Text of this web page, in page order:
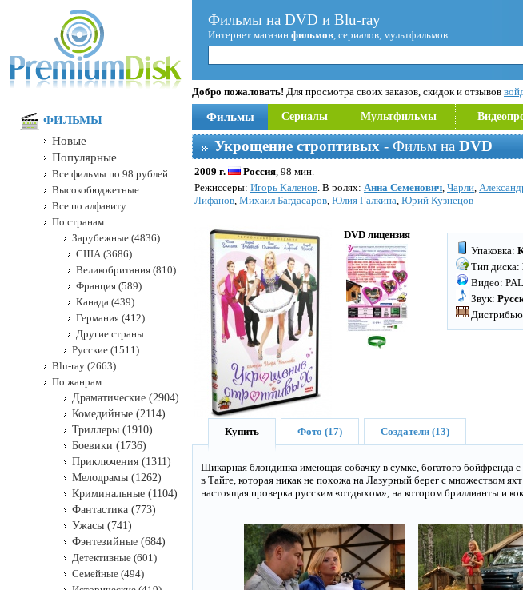
Фильмы на DVD и Blu-ray
Интернет магазин фильмов, сериалов, мультфильмов.
Добро пожаловать! Для просмотра своих заказов, скидок и отзывов
Фильмы Сериалы Мультфильмы
Укрощение строптивых - Фильм на DVD
2009 г. Россия, 98 мин.
Режисcеры: Игорь Каленов. В ролях: Анна Семенович, Чарли,
Лифанов, Михаил Багдасаров, Юлия Галкина, Юрий Кузнецов
DVD лицензия
Упаковка:
Тип диска:
Видео:
Звук:
Купить Фото (17) Создатели (13)
Шикарная блондинка имеющая собачку в сумке, богатого
в Тайге, которая никак не похожа на Лазурный берег с множеством
настоящая проверка русским «отдыхом», на котором бриллианты и
ФИЛЬМЫ
Новые
Популярные
Все фильмы по 98 рублей
Высокобюджетные
Все по алфавиту
По странам
Зарубежные (4836)
США (3686)
Великобритания (810)
Франция (589)
Канада (439)
Германия (412)
Другие страны
Русские (1511)
Blu-ray (2663)
По жанрам
Драматические (2904)
Комедийные (2114)
Триллеры (1910)
Боевики (1736)
Приключения (1311)
Мелодрамы (1262)
Криминальные (1104)
Фантастика (773)
Ужасы (741)
Фэнтезийные (684)
Детективные (601)
Семейные (494)